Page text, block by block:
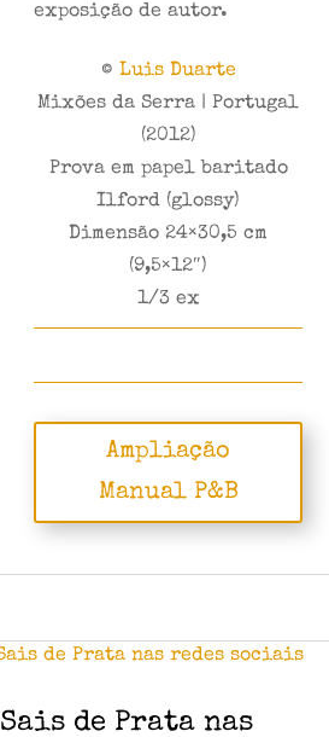
exposição de autor.
© Luis Duarte
Mixões da Serra | Portugal
(2012)
Prova em papel baritado
Ilford (glossy)
Dimensão 24×30,5 cm
(9,5×12″)
1/3 ex
Ampliação
Manual P&B
Sais de Prata nas